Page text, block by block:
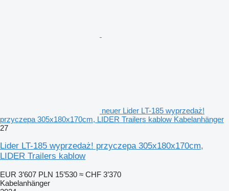
neuer Lider LT-185 wyprzedaż!
przyczepa 305x180x170cm, LIDER Trailers kablow Kabelanhänger
27
Lider LT-185 wyprzedaż! przyczepa 305x180x170cm,
LIDER Trailers kablow
EUR 3’607 PLN 15’530 ≈ CHF 3’370
Kabelanhänger